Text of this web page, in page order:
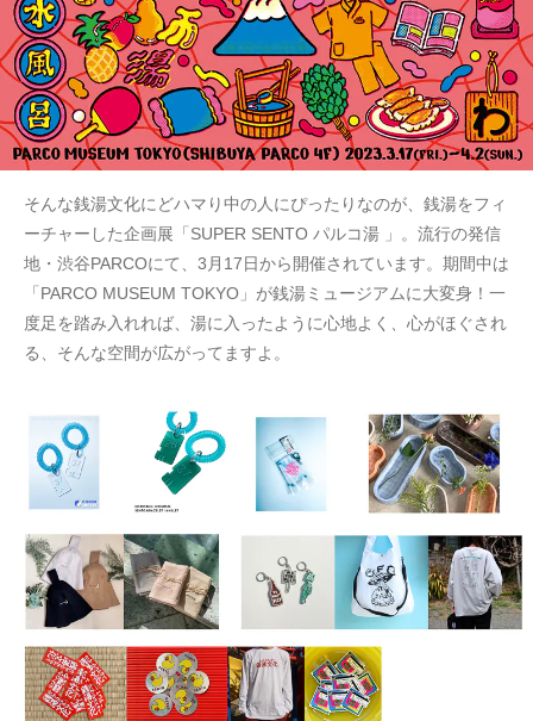
そんな銭湯文化にどハマり中の人にぴったりなのが、銭湯をフィ
ーチャーした企画展「SUPER SENTO パルコ湯 」。流行の発信
地・渋谷PARCOにて、3月17日から開催されています。期間中は
「PARCO MUSEUM TOKYO」が銭湯ミュージアムに大変身！一
度足を踏み入れれば、湯に入ったように心地よく、心がほぐされ
る、そんな空間が広がってますよ。